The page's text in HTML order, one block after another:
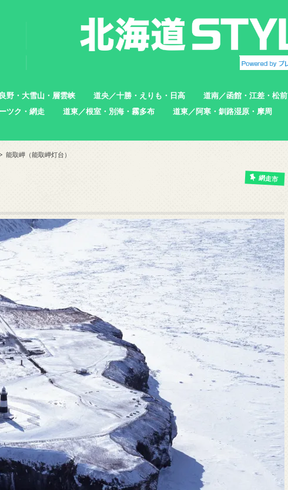
野・大雪山・層雲峡 道央／十勝・えりも・日高
帯広市
えりも町
新ひだか町
足寄町
道南／函館・江差・松前
函館市
北斗市
七飯町
松前町
江差町
上ノ国町
ツク・網走 道東／根室・別海・霧多布 道東／阿寒・釧路湿原・摩周
能取岬（能取岬灯台）
網走市